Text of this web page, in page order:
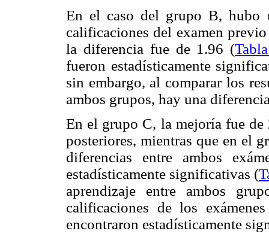
En el caso del grupo B, hubo
calificaciones del examen
la diferencia fue de 1.96 (
fueron estadísticamente
sin embargo, al comparar los
ambos grupos, hay una
En el grupo C, la mejoría fue de
posteriores, mientras que en el
diferencias entre ambos
estadísticamente significativas (
aprendizaje entre ambos
calificaciones de los
encontraron estadísticamente